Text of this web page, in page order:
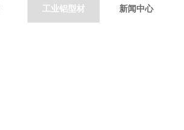
工业铝型材 新闻中心